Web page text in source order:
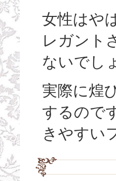
女性はや
レガント
ないでし
実際に煌
するので
きやすい